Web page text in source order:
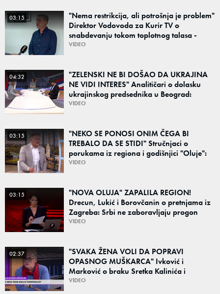
03:15
"Nema restrikcija, ali potrošnja je problem"
Direktor Vodovoda za Kurir TV o
snabdevanju tokom toplotnog talasa -
Poznato kakva je situacija sa vodom
VIDEO
04:32
"ZELENSKI NE BI DOŠAO DA UKRAJINA
NE VIDI INTERES" Analitičari o dolasku
ukrajinskog predsednika u Beograd:
"Srbija može da razgovara sa svima"
VIDEO
03:15
"NEKO SE PONOSI ONIM ČEGA BI
TREBALO DA SE STIDI" Stručnjaci o
porukama iz regiona i godišnjici "Oluje":
"Ponos na stradanje je anticivilizacijska
VIDEO
03:15
"NOVA OLUJA" ZAPALILA REGION!
Drecun, Lukić i Borovčanin o pretnjama iz
Zagreba: Srbi ne zaboravljaju progon
VIDEO
02:37
"SVAKA ŽENA VOLI DA POPRAVI
OPASNOG MUŠKARCA" Ivković i
Marković o braku Sretka Kalinića i
fenomenu žena koje biraju kriminalce:
VIDEO